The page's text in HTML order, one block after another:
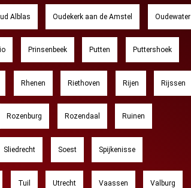
Alblas Oudekerk aan de Amstel Oudewater
Prinsenbeek Putten Puttershoek
Rhenen Riethoven Rijen Rijssen
Rozenburg Rozendaal Ruinen
Sliedrecht Soest Spijkenisse
Tuil Utrecht Vaassen Valburg